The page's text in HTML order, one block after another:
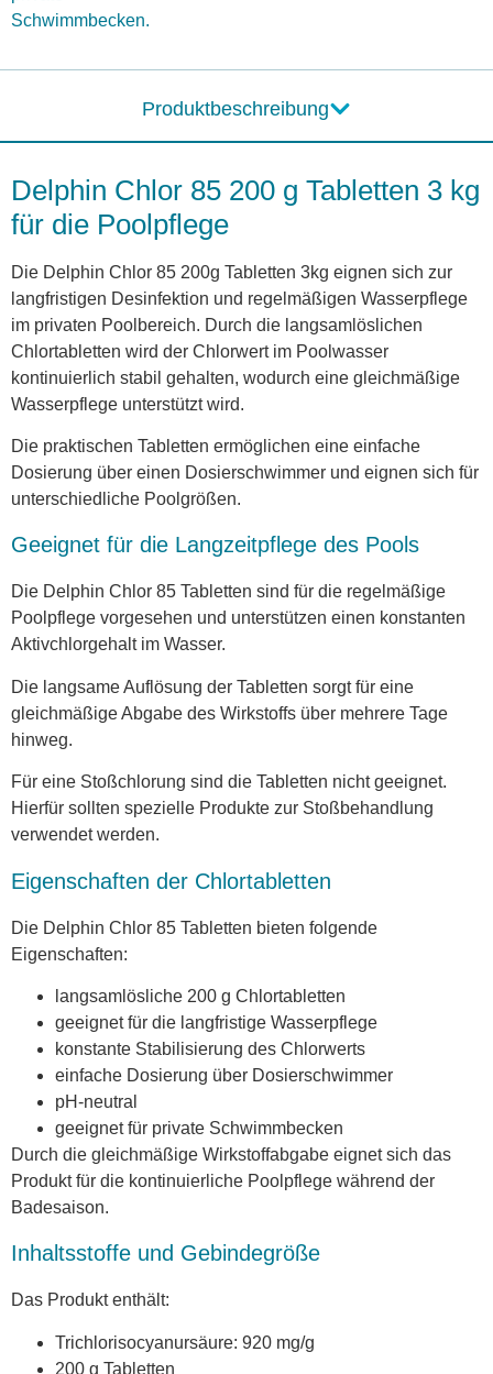
Schwimmbecken.
Produktbeschreibung
Delphin Chlor 85 200 g Tabletten 3 kg
für die Poolpflege
Die Delphin Chlor 85 200g Tabletten 3kg eignen sich zur
langfristigen Desinfektion und regelmäßigen Wasserpflege
im privaten Poolbereich. Durch die langsamlöslichen
Chlortabletten wird der Chlorwert im Poolwasser
kontinuierlich stabil gehalten, wodurch eine gleichmäßige
Wasserpflege unterstützt wird.
Die praktischen Tabletten ermöglichen eine einfache
Dosierung über einen Dosierschwimmer und eignen sich für
unterschiedliche Poolgrößen.
Geeignet für die Langzeitpflege des Pools
Die Delphin Chlor 85 Tabletten sind für die regelmäßige
Poolpflege vorgesehen und unterstützen einen konstanten
Aktivchlorgehalt im Wasser.
Die langsame Auflösung der Tabletten sorgt für eine
gleichmäßige Abgabe des Wirkstoffs über mehrere Tage
hinweg.
Für eine Stoßchlorung sind die Tabletten nicht geeignet.
Hierfür sollten spezielle Produkte zur Stoßbehandlung
verwendet werden.
Eigenschaften der Chlortabletten
Die Delphin Chlor 85 Tabletten bieten folgende
Eigenschaften:
langsamlösliche 200 g Chlortabletten
geeignet für die langfristige Wasserpflege
konstante Stabilisierung des Chlorwerts
einfache Dosierung über Dosierschwimmer
pH-neutral
geeignet für private Schwimmbecken
Durch die gleichmäßige Wirkstoffabgabe eignet sich das
Produkt für die kontinuierliche Poolpflege während der
Badesaison.
Inhaltsstoffe und Gebindegröße
Das Produkt enthält:
Trichlorisocyanursäure: 920 mg/g
200 g Tabletten